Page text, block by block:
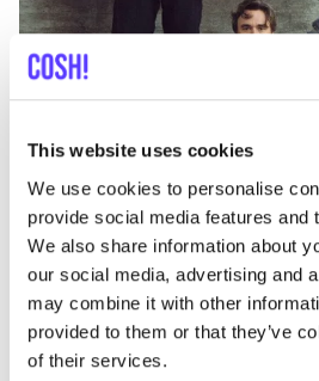
This website uses cookies
We use cookies to personalise
provide social media features and
We also share information about
our social media, advertising and
may combine it with other
provided to them or that they’ve
of their services.